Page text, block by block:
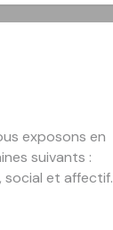
exposons en
suivants :
social et affectif.